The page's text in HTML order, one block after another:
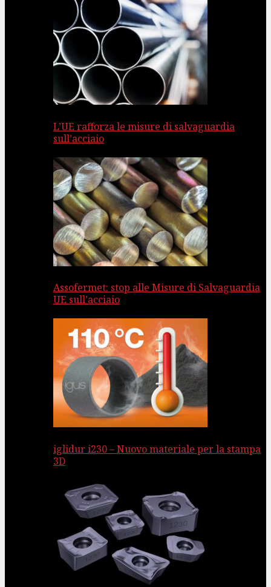
L’UE rafforza le misure di salvaguardia
sull’acciaio
Assofermet: stop alle Misure di Salvaguardia
UE sull’acciaio
iglidur i230 – Nuovo materiale per la stampa
3D